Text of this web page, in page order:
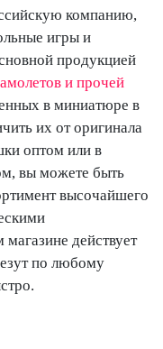
компанию,
игры и
продукцией
и прочей
в миниатюре в
их от оригинала
оптом или в
вы можете быть
высочайшего
действует
по любому